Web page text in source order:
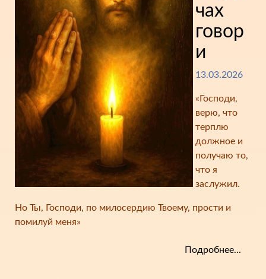
чах
говор
и
13.03.2026
«Господи,
верю, что
терплю
должное и
получаю то,
что я
заслужил.
Но Ты, Господи, по милосердию Твоему, прости и
помилуй меня»
Подробнее...